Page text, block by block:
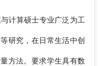
计算硕士专业广泛为工
研究，在日常生活中创
方法。要求学生具有数